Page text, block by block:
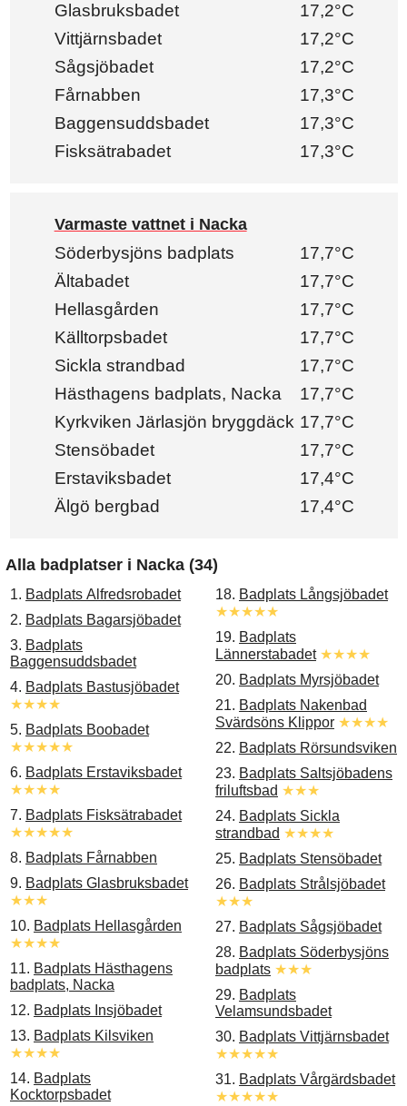
Glasbruksbadet
17,2°C
Vittjärnsbadet
17,2°C
Sågsjöbadet
17,2°C
Fårnabben
17,3°C
Baggensuddsbadet
17,3°C
Fisksätrabadet
17,3°C
Varmaste vattnet i Nacka
Söderbysjöns badplats
17,7°C
Ältabadet
17,7°C
Hellasgården
17,7°C
Källtorpsbadet
17,7°C
Sickla strandbad
17,7°C
Hästhagens badplats, Nacka
17,7°C
Kyrkviken Järlasjön bryggdäck 17,7°C
Stensöbadet
17,7°C
Erstaviksbadet
17,4°C
Älgö bergbad
17,4°C
Alla badplatser i Nacka (34)
1. Badplats Alfredsrobadet
2. Badplats Bagarsjöbadet
3. Badplats
Baggensuddsbadet
4. Badplats Bastusjöbadet
★★★★
5. Badplats Boobadet
★★★★★
6. Badplats Erstaviksbadet
★★★★
7. Badplats Fisksätrabadet
★★★★★
8. Badplats Fårnabben
9. Badplats Glasbruksbadet
★★★
10. Badplats Hellasgården
★★★★
11. Badplats Hästhagens
badplats, Nacka
12. Badplats Insjöbadet
13. Badplats Kilsviken
★★★★
14. Badplats
Kocktorpsbadet
18. Badplats Långsjöbadet
★★★★★
19. Badplats
Lännerstabadet ★★★★
20. Badplats Myrsjöbadet
21. Badplats Nakenbad
Svärdsöns Klippor ★★★★
22. Badplats Rörsundsviken
23. Badplats Saltsjöbadens
friluftsbad ★★★
24. Badplats Sickla
strandbad ★★★★
25. Badplats Stensöbadet
26. Badplats Strålsjöbadet
★★★
27. Badplats Sågsjöbadet
28. Badplats Söderbysjöns
badplats ★★★
29. Badplats
Velamsundsbadet
30. Badplats Vittjärnsbadet
★★★★★
31. Badplats Vårgärdsbadet
★★★★★